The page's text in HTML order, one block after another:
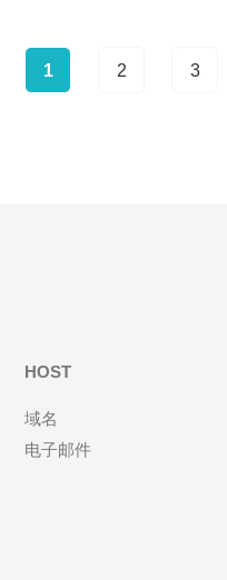
1 2 3
HOST
域名
电子邮件